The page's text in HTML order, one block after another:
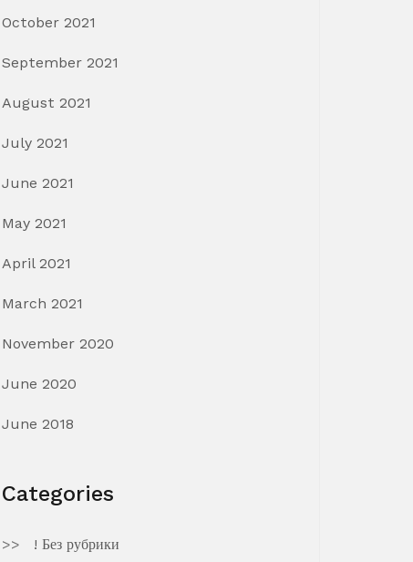
October 2021
September 2021
August 2021
July 2021
June 2021
May 2021
April 2021
March 2021
November 2020
June 2020
June 2018
Categories
! Без рубрики